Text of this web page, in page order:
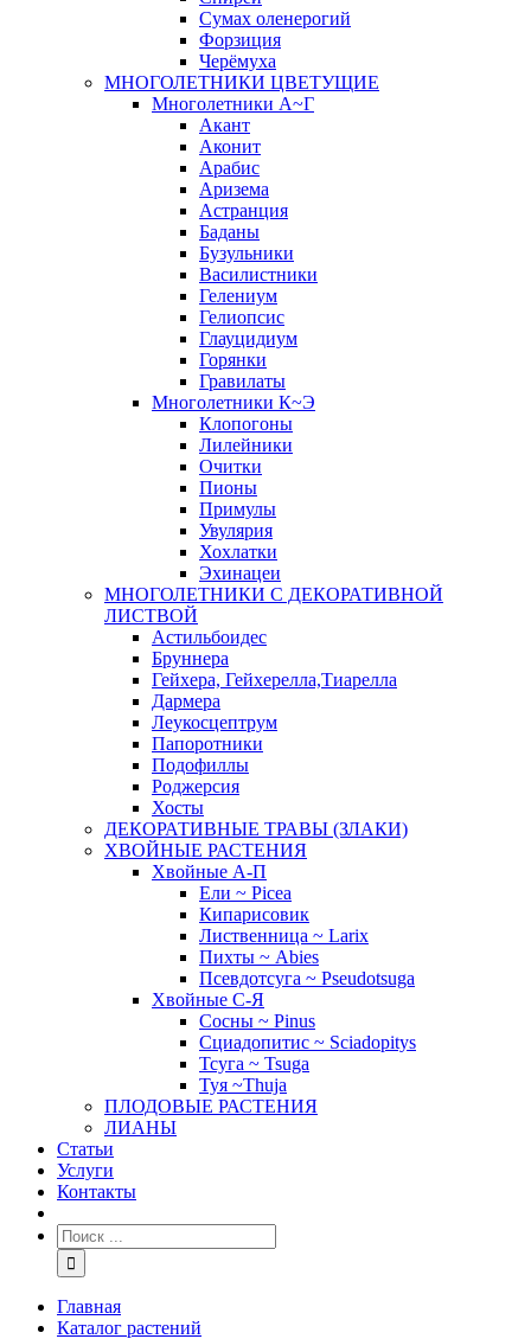
Сумах оленерогий
Форзиция
Черёмуха
МНОГОЛЕТНИКИ ЦВЕТУЩИЕ
Многолетники А~Г
Акант
Аконит
Арабис
Аризема
Астранция
Баданы
Бузульники
Василистники
Гелениум
Гелиопсис
Глауцидиум
Горянки
Гравилаты
Многолетники К~Э
Клопогоны
Лилейники
Очитки
Пионы
Примулы
Увулярия
Хохлатки
Эхинацеи
МНОГОЛЕТНИКИ С ДЕКОРАТИВНОЙ
ЛИСТВОЙ
Астильбоидес
Бруннера
Гейхера, Гейхерелла,Тиарелла
Дармера
Леукосцептрум
Папоротники
Подофиллы
Роджерсия
Хосты
ДЕКОРАТИВНЫЕ ТРАВЫ (ЗЛАКИ)
ХВОЙНЫЕ РАСТЕНИЯ
Хвойные А-П
Ели ~ Picea
Кипарисовик
Лиственница ~ Larix
Пихты ~ Abies
Псевдотсуга ~ Pseudotsuga
Хвойные С-Я
Сосны ~ Pinus
Сциадопитис ~ Sciadopitys
Тсуга ~ Tsuga
Туя ~Thuja
ПЛОДОВЫЕ РАСТЕНИЯ
ЛИАНЫ
Статьи
Услуги
Контакты
Главная
Каталог растений